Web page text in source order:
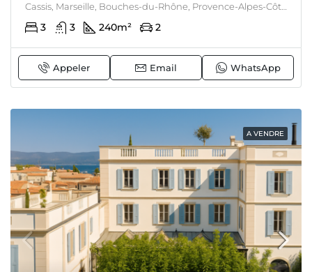
3 3 240m² 2
Appeler Email WhatsApp
A VENDRE